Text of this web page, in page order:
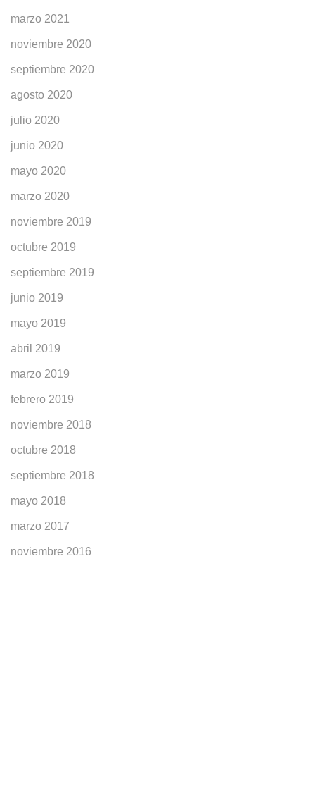
marzo 2021
noviembre 2020
septiembre 2020
agosto 2020
julio 2020
junio 2020
mayo 2020
marzo 2020
noviembre 2019
octubre 2019
septiembre 2019
junio 2019
mayo 2019
abril 2019
marzo 2019
febrero 2019
noviembre 2018
octubre 2018
septiembre 2018
mayo 2018
marzo 2017
noviembre 2016